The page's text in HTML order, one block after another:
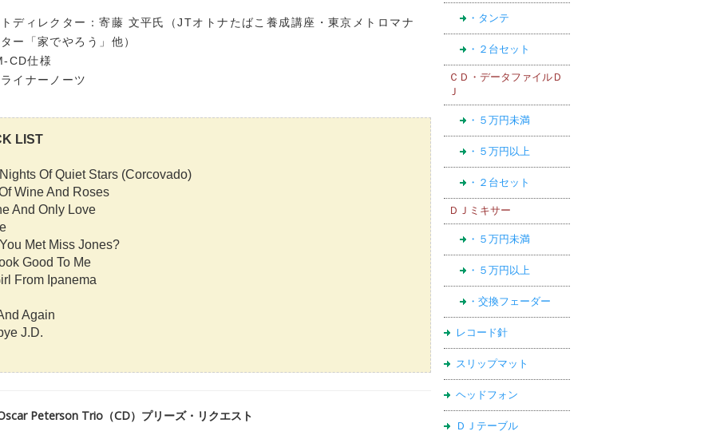
・タンテ
・２台セット
ＣＤ・データファイルＤ
Ｊ
・５万円未満
・５万円以上
・２台セット
ＤＪミキサー
・５万円未満
・５万円以上
・交換フェーダー
レコード針
スリップマット
ヘッドフォン
ＤＪテーブル
ディレクター：寄藤 文平氏（JTオトナたばこ養成講座・東京メトロマナ
ー「家でやろう」他）
CD仕様
イナーノーツ
LIST
Of Quiet Stars (Corcovado)
Wine And Roses
And Only Love
Met Miss Jones?
Good To Me
From Ipanema
Again
J.D.
Peterson Trio（CD）プリーズ・リクエスト